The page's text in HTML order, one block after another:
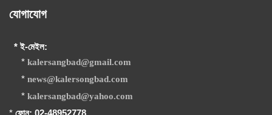
যোগাযোগ
* ই-মেইল:
* kalersangbad@gmail.com
* news@kalersongbad.com
* kalersangbad@yahoo.com